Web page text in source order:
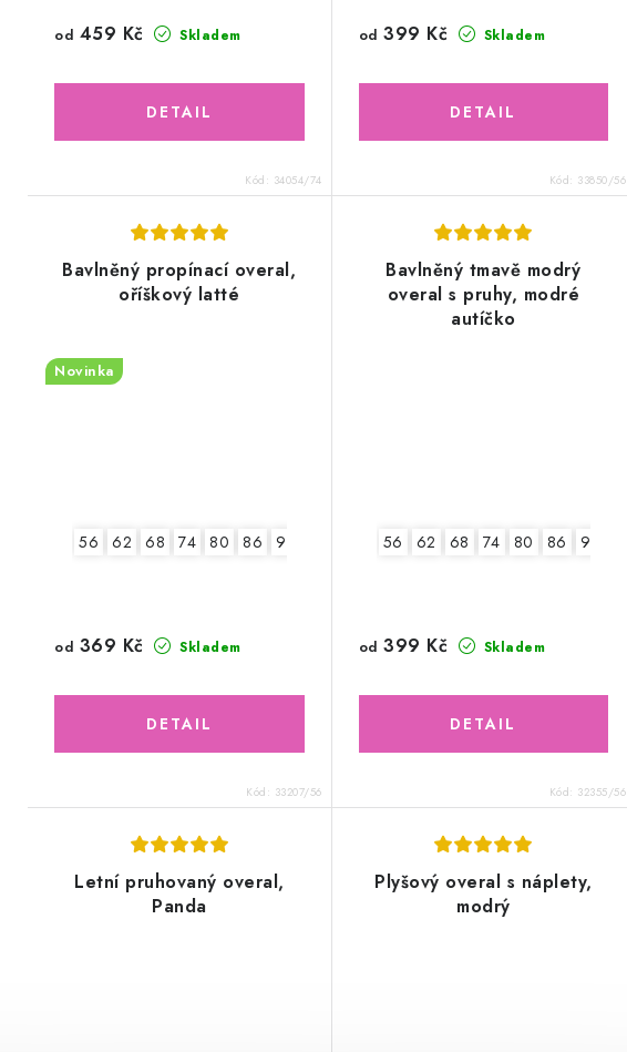
Skladem
od 459 Kč
Kód: 34054/74
Skladem
od 399 Kč
Kód: 33850/56
Bavlněný propínací overal,
oříškový latté
Novinka
56 62 68 74 80 86 92
Skladem
od 369 Kč
Kód: 33207/56
Bavlněný tmavě modrý
overal s pruhy, modré
autíčko
56 62 68 74 80 86 92
Skladem
od 399 Kč
Kód: 32355/56
Letní pruhovaný overal,
Panda
Plyšový overal s náplety,
modrý